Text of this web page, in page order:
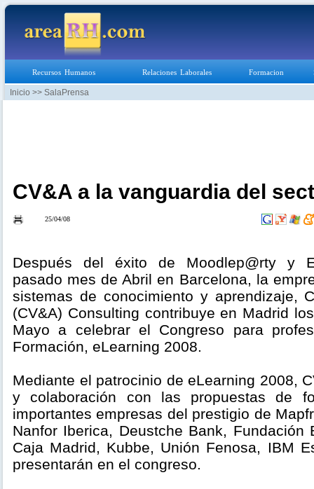
Recursos Humanos Relaciones Laborales Formacion
Inicio >> SalaPrensa
CV&A a la vanguardia del
25/04/08
Después del éxito de Moodlep@rty y
pasado mes de Abril en Barcelona, la
sistemas de conocimiento y aprendizaje,
(CV&A) Consulting contribuye en Madrid
Mayo a celebrar el Congreso para
Formación, eLearning 2008.
Mediante el patrocinio de eLearning 2008,
y colaboración con las propuestas de
importantes empresas del prestigio de
Nanfor Iberica, Deustche Bank, Fundación
Caja Madrid, Kubbe, Unión Fenosa, IBM
presentarán en el congreso.